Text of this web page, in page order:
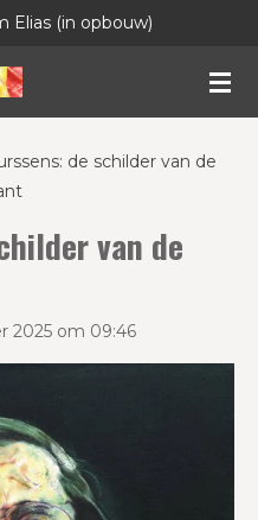
Elias (in opbouw)
de schilder van de
van de
2025 om 09:46